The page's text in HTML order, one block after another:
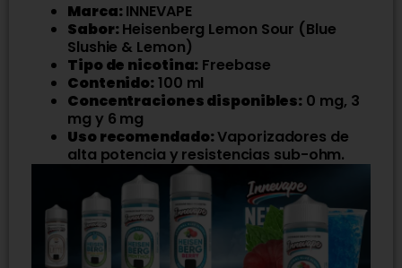
Marca:INNEVAPE
Sabor:Heisenberg Lemon Sour (Blue
Slushie & Lemon)
Tipo de nicotina: Freebase
Contenido:100 ml
Concentraciones disponibles: 0 mg, 3
mg y 6 mg
Uso recomendado:Vaporizadores de
alta potencia y resistencias sub-ohm.